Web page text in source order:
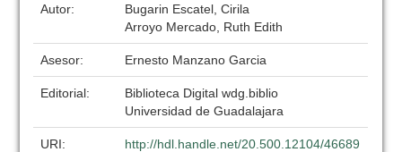
Autor:
Bugarin Escatel, Cirila
Arroyo Mercado, Ruth Edith
Asesor: Ernesto Manzano Garcia
Editorial:
Biblioteca Digital wdg.biblio
Universidad de Guadalajara
URI:
http://hdl.handle.net/20.500.12104/46689